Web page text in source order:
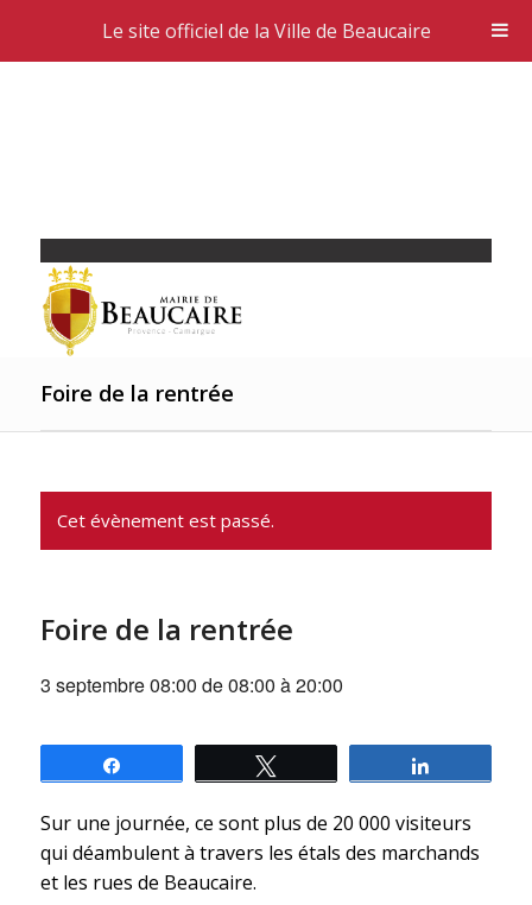
Foire de la rentrée
Cet évènement est passé.
Foire de la rentrée
3 septembre 08:00 de 08:00 à20:00
Sur une journée, ce sont plus de 20 000 visiteurs
qui déambulent à travers les étals des marchands
et les rues de Beaucaire.
Le site officiel de la Ville de Beaucaire